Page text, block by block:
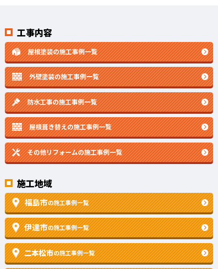
工事内容
屋根塗装の施工事例一覧
外壁塗装の施工事例一覧
防水工事の施工事例一覧
屋根葺き替えの施工事例一覧
その他リフォームの施工事例一覧
施工地域
福島市の施工事例一覧
伊達市の施工事例一覧
二本松市の施工事例一覧